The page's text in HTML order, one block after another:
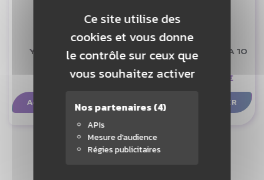
Ce site utilise des
cookies et vous donne
le contrôle sur ceux que
vous souhaitez activer
Nos partenaires(4)
APIs
Mesure d'audience
Régies publicitaires
YONEX LEAGUE 7
28,80 €
AJOUTER AU PANIER
YONEX AEROSENSA 10
42,50 € 35,50 €
AJOUTER AU PANIER